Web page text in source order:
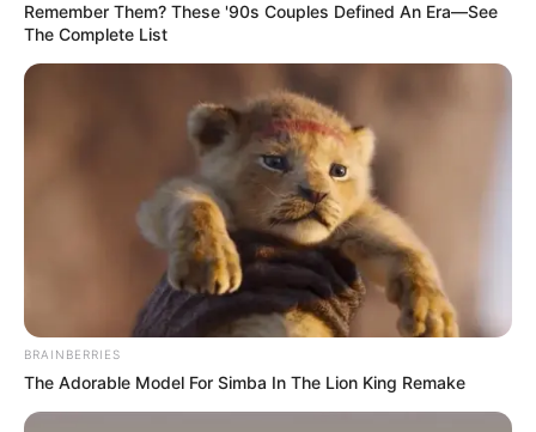
Remember Them? These '90s Couples Defined An Era—See
The Complete List
BRAINBERRIES
The Adorable Model For Simba In The Lion King Remake